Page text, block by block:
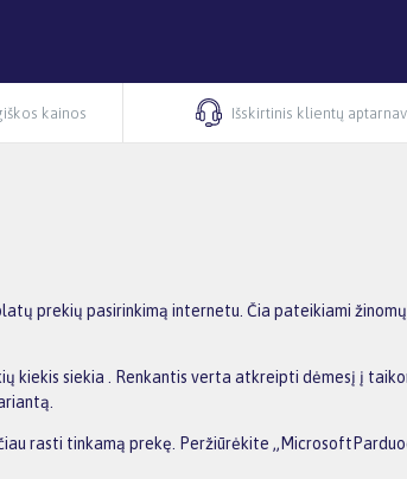
kainos Išskirtinis klientų
prekių pasirinkimą internetu. Čia pateikiami
kiekis siekia . Renkantis verta atkreipti dėmesį į
rasti tinkamą prekę. Peržiūrėkite